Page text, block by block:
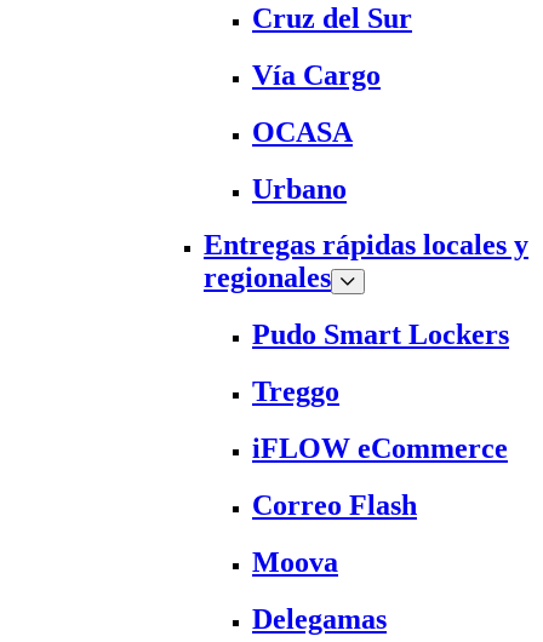
Cruz del Sur
Vía Cargo
OCASA
Urbano
Entregas rápidas locales y
regionales
Pudo Smart Lockers
Treggo
iFLOW eCommerce
Correo Flash
Moova
Delegamas